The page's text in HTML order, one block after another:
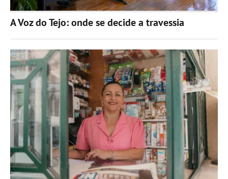
A Voz do Tejo: onde se decide a travessia